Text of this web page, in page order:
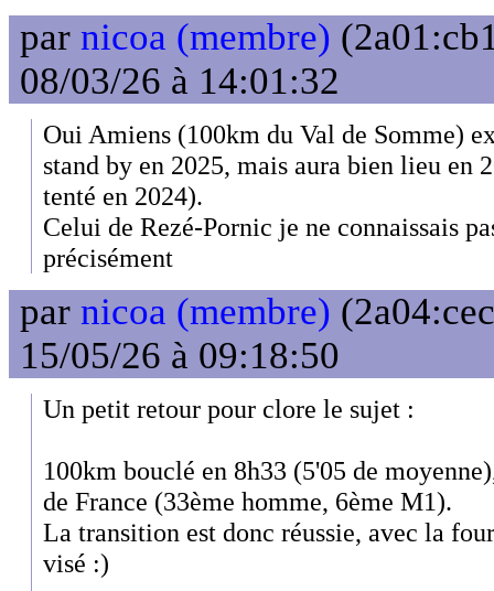
par nicoa (membre)
08/03/26 à 14:01:32
Oui Amiens (100km du Val de Somme)
stand by en 2025, mais aura bien lieu en
tenté en 2024).
Celui de Rezé-Pornic je ne connaissais
précisément
par nicoa (membre)
15/05/26 à 09:18:50
Un petit retour pour clore le sujet :
100km bouclé en 8h33 (5'05 de
de France (33ème homme, 6ème M1).
La transition est donc réussie, avec la
visé :)